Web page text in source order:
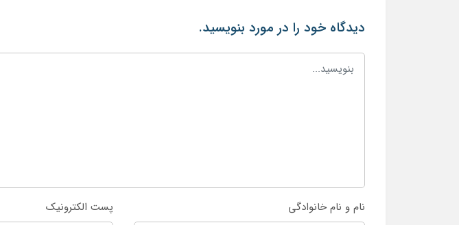
دیدگاه خود را در مورد بنویسید.
نام و نام خانوادگی پست الکترونیک